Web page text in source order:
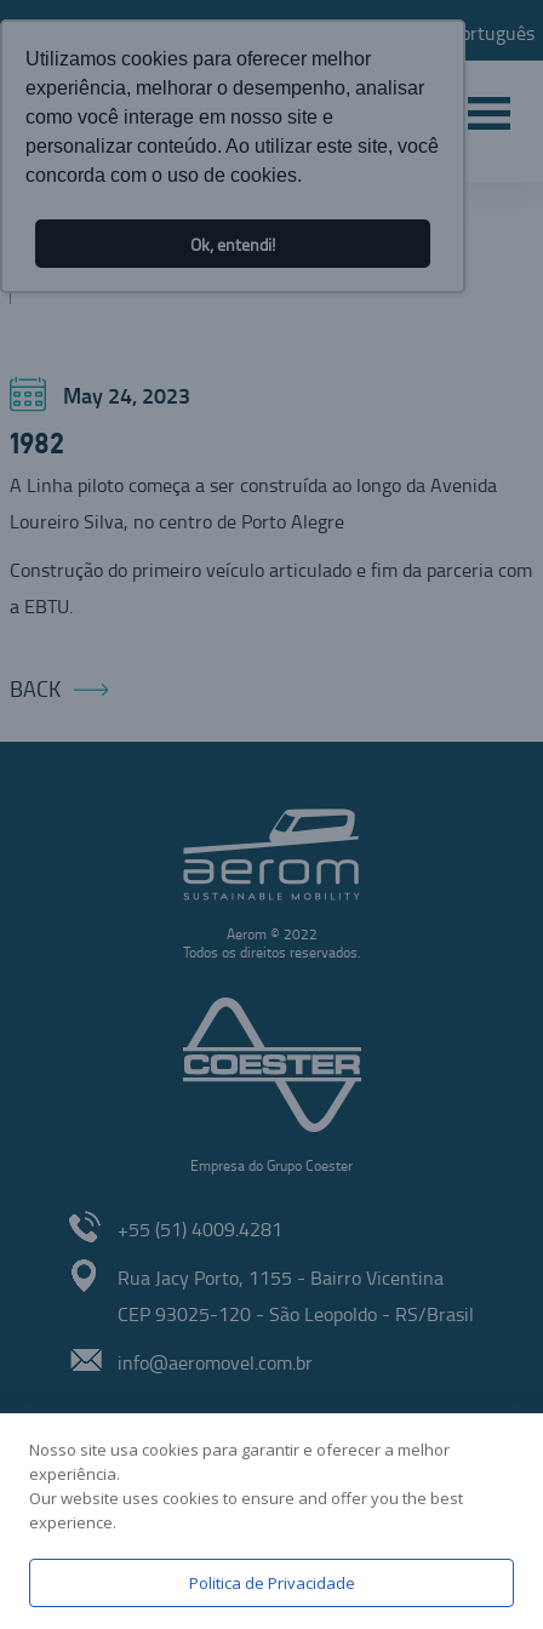
Utilizamos cookies para oferecer melhor
experiência, melhorar o desempenho, analisar
como você interage em nosso site e
personalizar conteúdo. Ao utilizar este site, você
concorda com o uso de cookies.
Ok, entendi!
Português
NEWS
BLOG
May 24, 2023
1982
A Linha piloto começa a ser construída ao longo da Avenida
Loureiro Silva, no centro de Porto Alegre
Construção do primeiro veículo articulado e fim da parceria com
a EBTU.
BACK
Aerom © 2022
Todos os direitos reservados.
Empresa do Grupo Coester
+55 (51) 4009.4281
Rua Jacy Porto, 1155 - Bairro Vicentina
CEP 93025-120 - São Leopoldo - RS/Brasil
info@aeromovel.com.br
Nosso site usa cookies para garantir e oferecer a melhor
experiência.
Our website uses cookies to ensure and offer you the best
experience.
Politica de Privacidade